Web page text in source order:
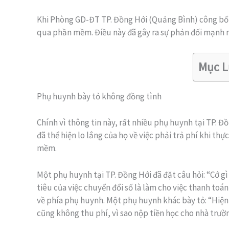
Khi Phòng GD-ĐT TP. Đồng Hới (Quảng Bình) công
qua phần mềm. Điều này đã gây ra sự phản đối
Mục
Phụ huynh bày tỏ không đồng tình
Chính vì thông tin này, rất nhiều phụ huynh tại TP.
đã thể hiện lo lắng của họ về việc phải trả phí khi
mềm.
Một phụ huynh tại TP. Đồng Hới đã đặt câu hỏi: “Cớ
tiêu của việc chuyển đổi số là làm cho việc thanh
về phía phụ huynh. Một phụ huynh khác bày tỏ:
cũng không thu phí, vì sao nộp tiền học cho nhà